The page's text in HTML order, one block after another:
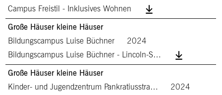
Campus Freistil - Inklusives Wohnen
Große Häuser kleine Häuser
Bildungscampus Luise Büchner
2024
Bildungscampus Luise Büchner - Lincoln-S…
Große Häuser kleine Häuser
Kinder- und Jugendzentrum Pankratiusstra…
2024